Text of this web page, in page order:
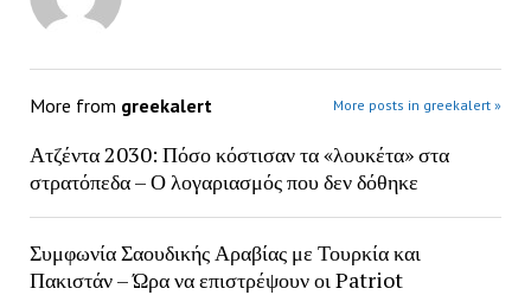
More from greekalert More posts in greekalert »
Ατζέντα 2030: Πόσο κόστισαν τα «λουκέτα» στα
στρατόπεδα – Ο λογαριασμός που δεν δόθηκε
Συμφωνία Σαουδικής Αραβίας με Τουρκία και
Πακιστάν – Ώρα να επιστρέψουν οι Patriot